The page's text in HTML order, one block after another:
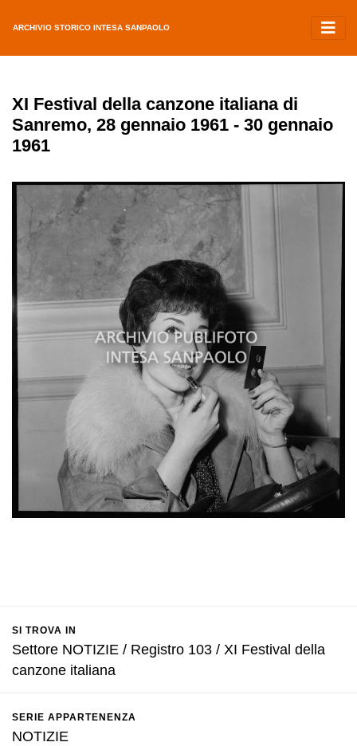
ARCHIVIO STORICO INTESA SANPAOLO
XI Festival della canzone italiana di
Sanremo, 28 gennaio 1961 - 30 gennaio
1961
SI TROVA IN
Settore NOTIZIE / Registro 103 / XI Festival della
canzone italiana
SERIE APPARTENENZA
NOTIZIE